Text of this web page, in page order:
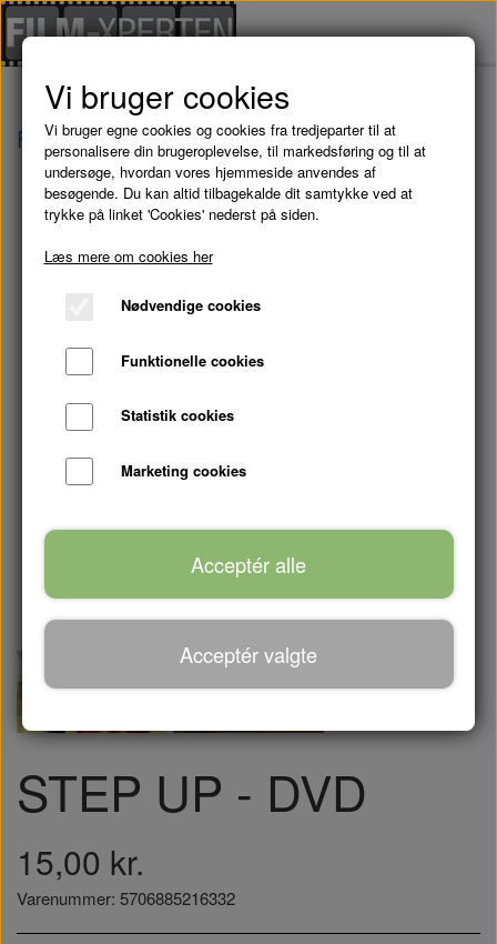
Forside Brugte Film STEP UP - DVD
STEP UP - DVD
15,00 kr.
Varenummer: 5706885216332
Vi bruger cookies
Vi bruger egne cookies og cookies fra tredjeparter til at
personalisere din brugeroplevelse, til markedsføring og til at
undersøge, hvordan vores hjemmeside anvendes af
besøgende. Du kan altid tilbagekalde dit samtykke ved at
trykke på linket 'Cookies' nederst på siden.
Læs mere om cookies her
Nødvendige cookies
Funktionelle cookies
Statistik cookies
Marketing cookies
Acceptér alle
Acceptér valgte